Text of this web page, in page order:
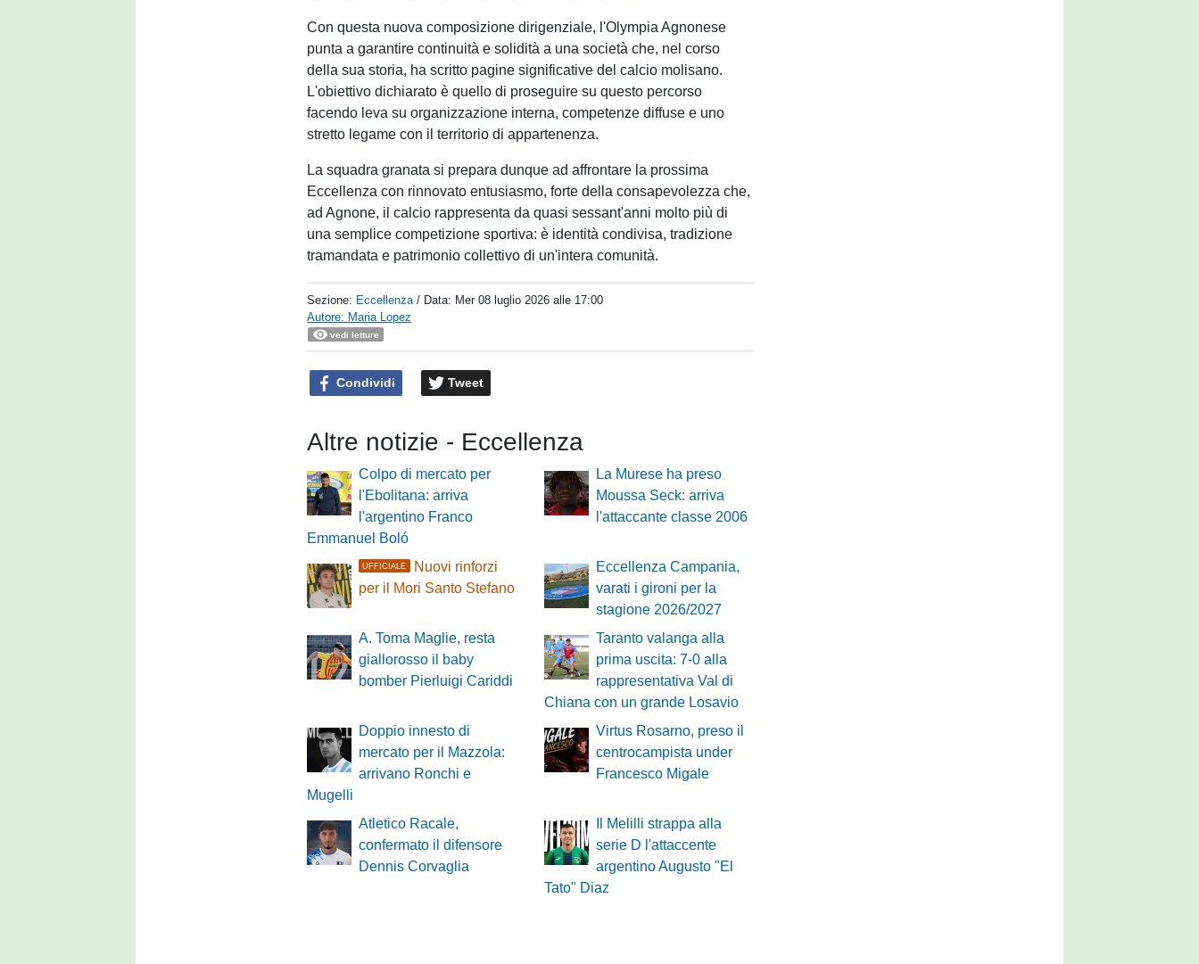
Con questa nuova composizione dirigenziale, l'Olympia Agnonese
punta a garantire continuità e solidità a una società che, nel corso
della sua storia, ha scritto pagine significative del calcio molisano.
L'obiettivo dichiarato è quello di proseguire su questo percorso
facendo leva su organizzazione interna, competenze diffuse e uno
stretto legame con il territorio di appartenenza.
La squadra granata si prepara dunque ad affrontare la prossima
Eccellenza con rinnovato entusiasmo, forte della consapevolezza che,
ad Agnone, il calcio rappresenta da quasi sessant'anni molto più di
una semplice competizione sportiva: è identità condivisa, tradizione
tramandata e patrimonio collettivo di un'intera comunità.
Sezione: Eccellenza / Data: Mer 08 luglio 2026 alle 17:00
Autore: Maria Lopez
vedi letture
Condividi Tweet
Altre notizie - Eccellenza
Colpo di mercato per
l'Ebolitana: arriva
l'argentino Franco
Emmanuel Boló
La Murese ha preso
Moussa Seck: arriva
l'attaccante classe 2006
UFFICIALE
Nuovi rinforzi
per il Mori Santo Stefano
Eccellenza Campania,
varati i gironi per la
stagione 2026/2027
A. Toma Maglie, resta
giallorosso il baby
bomber Pierluigi Cariddi
Taranto valanga alla
prima uscita: 7-0 alla
rappresentativa Val di
Chiana con un grande Losavio
Doppio innesto di
mercato per il Mazzola:
arrivano Ronchi e
Mugelli
Virtus Rosarno, preso il
centrocampista under
Francesco Migale
Atletico Racale,
confermato il difensore
Dennis Corvaglia
Il Melilli strappa alla
serie D l'attaccente
argentino Augusto "El
Tato" Diaz